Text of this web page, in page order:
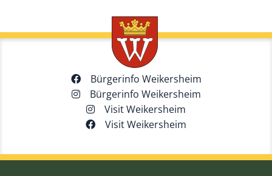
Bürgerinfo Weikersheim
Bürgerinfo Weikersheim
Visit Weikersheim
Visit Weikersheim